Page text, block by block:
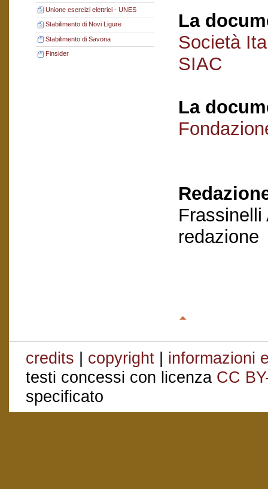
Unione esercizi elettrici - UNES
Stabilimento di Novi Ligure
Stabilimento di Savona
Finsider
La
Società
SIAC
La
Frassinelli
redazione
credits | copyright | informazioni
testi concessi con licenza CC
specificato